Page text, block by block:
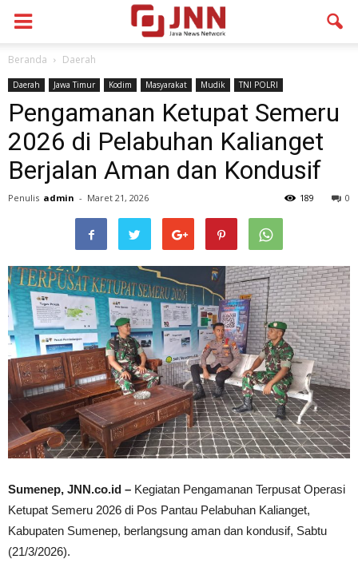
Beranda Daerah
Daerah Jawa Timur Kodim Masyarakat Mudik TNI POLRI
Pengamanan Ketupat Semeru
2026 di Pelabuhan Kalianget
Berjalan Aman dan Kondusif
Penulis admin - Maret 21, 2026 0
189
Sumenep, JNN.co.id – Kegiatan Pengamanan Terpusat Operasi
Ketupat Semeru 2026 di Pos Pantau Pelabuhan Kalianget,
Kabupaten Sumenep, berlangsung aman dan kondusif, Sabtu
(21/3/2026).